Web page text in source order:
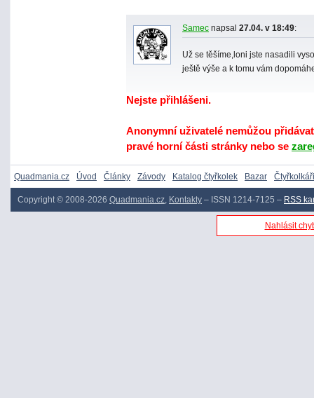
Samec napsal 27.04. v 18:49:
Už se těšíme,loni jste nasadili
ještě výše a k tomu vám
Nejste přihlášeni.
Anonymní uživatelé nemůžou
pravé horní části stránky nebo se
Quadmania.cz Úvod Články Závody Katalog čtyřkolek Bazar Čtyřkolkáři
Copyright © 2008-2026 Quadmania.cz, Kontakty – ISSN 1214-7125 – RSS
Nahlásit